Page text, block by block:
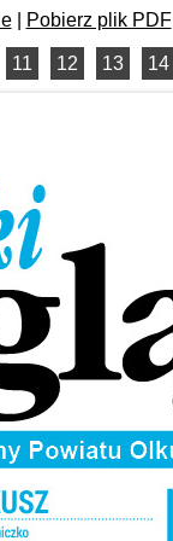
| Pobierz plik PDF
11 12 13 14